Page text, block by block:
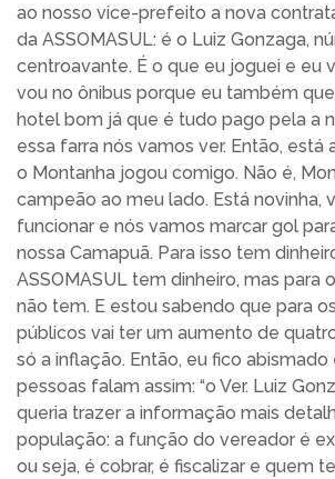
ao nosso vice-prefeito a nova
da ASSOMASUL: é o Luiz Gonzaga,
centroavante. É o que eu joguei e eu
vou no ônibus porque eu também
hotel bom já que é tudo pago pela a
essa farra nós vamos ver. Então, está
o Montanha jogou comigo. Não é,
campeão ao meu lado. Está novinha,
funcionar e nós vamos marcar gol
nossa Camapuã. Para isso tem
ASSOMASUL tem dinheiro, mas para
não tem. E estou sabendo que para
públicos vai ter um aumento de
só a inflação. Então, eu fico abismado
pessoas falam assim: “o Ver. Luiz
queria trazer a informação mais
população: a função do vereador é
ou seja, é cobrar, é fiscalizar e quem